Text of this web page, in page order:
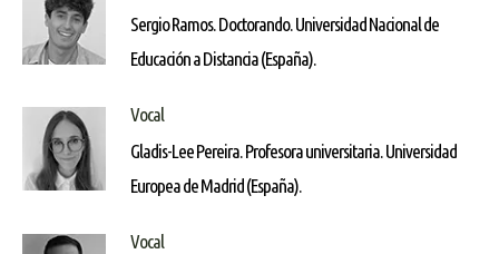
Sergio Ramos. Doctorando. Universidad Nacional de
Educación a Distancia (España).
Vocal
Gladis-Lee Pereira. Profesora universitaria. Universidad
Europea de Madrid (España).
Vocal